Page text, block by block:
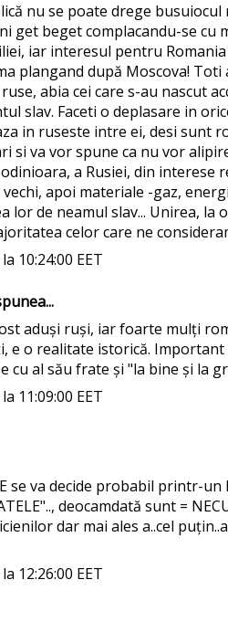
nu se poate drege
get beget complacandu-se cu
iar interesul pentru
plangand după Moscova! Toti
abia cei care s-au nascut
slav. Faceti o deplasare in
in ruseste intre ei, desi sunt
si va vor spune ca nu vor
a Rusiei, din interese
apoi materiale -gaz,
lor de neamul slav... Unirea, la
celor care ne
10:24:00 EET
aduși ruși, iar foarte mulți
e o realitate istorică. Important
cu al său frate și "la bine și la
11:09:00 EET
se va decide probabil printr-un
deocamdată sunt =
dar mai ales a..cel
12:26:00 EET